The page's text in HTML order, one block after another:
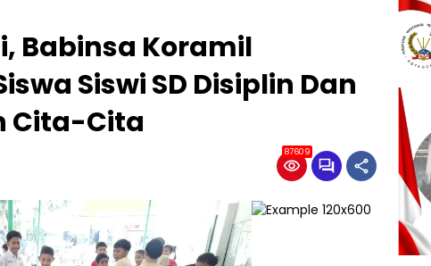
Babinsa Koramil
Siswi SD Disiplin Dan
Cita-Cita
87609